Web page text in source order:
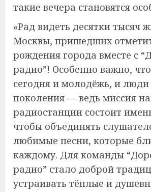
такие вечера становятся
«Рад видеть десятки тысяч
Москвы, пришедших
рождения города вместе с
радио”! Особенно важно, что
сегодня и молодёжь, и люди
поколения — ведь миссия
радиостанции состоит
чтобы объединять
любимые песни, которые
каждому. Для команды
радио” стало доброй
устраивать тёплые и